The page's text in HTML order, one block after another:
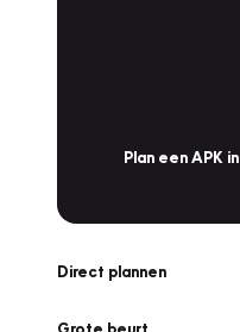
Plan een APK in
Direct plannen